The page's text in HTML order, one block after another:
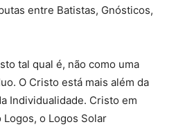
entre Batistas, Gnósticos,
tal qual é, não como uma
O Cristo está mais além da
Individualidade. Cristo em
o Logos Solar